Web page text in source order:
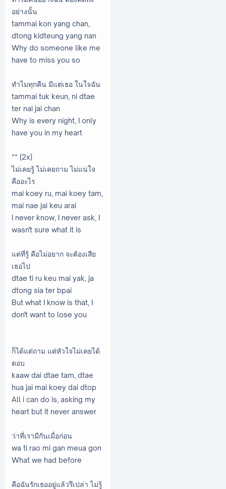
อย่างนั้น
tammai kon yang chan,
dtong kidteung yang nan
Why do someone like me
have to miss you so
ทำไมทุกคืน มีแต่เธอ ในใจฉัน
tammai tuk keun, ni dtae
ter nai jai chan
Why is every night, I only
have you in my heart
** (2x)
ไม่เคยรู้ ไม่เคยถาม ไม่แน่ใจ
คืออะไร
mai koey ru, mai koey tam,
mai nae jai keu arai
I never know, I never ask, I
wasn't sure what it is
แต่ที่รู้ คือไม่อยาก จะต้องเสีย
เธอไป
dtae ti ru keu mai yak, ja
dtong sia ter bpai
But what I know is that, I
don't want to lose you
ก็ได้แต่ถาม แต่หัวใจไม่เคยได้
ตอบ
kaaw dai dtae tam, dtae
hua jai mai koey dai dtop
All i can do is, asking my
heart but it never answer
ว่าที่เรามีกันเมื่อก่อน
wa ti rao mi gan meua gon
What we had before
คือฉันรักเธออยู่แล้วรึเปล่า ไม่รู้